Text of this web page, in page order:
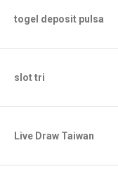
togel deposit pulsa
slot tri
Live Draw Taiwan